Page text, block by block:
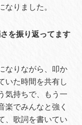
りました。
を振り返ってます
なりながら、叩か
いた時間を共有し
気持ちで、もう一
楽でみんなと強く
、歌詞を書いてい